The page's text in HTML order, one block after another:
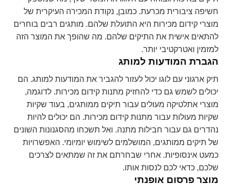
חשיפה ציבורית מכרעת. כמובן, נקודת המכירה העיקרית של
מוצרי קידום מכירות היא התועלת שלהם. מותגים רבים בוחרים
להתאים אישית את התיקים שלהם. מה שהופך את המוצר הזה
למזמין ואטרקטיבי יותר.
הגברת המודעות למותג
תיק ארגוני עם לוגו יכול לעזור להגביר את המודעות למותג. הם
יכולים לשמש גם כדי להחזיק מתנות קידום מכירות. לדוגמה,
מוצרי אתלטיקה מעולים עבור תיקים ממותגים, בעוד שקיות
שקיות מעולות עבור מתנות קידום מכירות. הם יכולים להיות
נהדרים גם עבור חבילות מתנה. ואל תשכחו מהסגנונות השונים
של תיקים ממותגים, המושלמים לשימוש יומיומי. האפשרויות
כמעט אינסופיות. אחרי שבחרתם את זה שמתאים לצרכים
שלכם, כדאי לכם לנסות אותו.
מוצר פרסום אופנתי